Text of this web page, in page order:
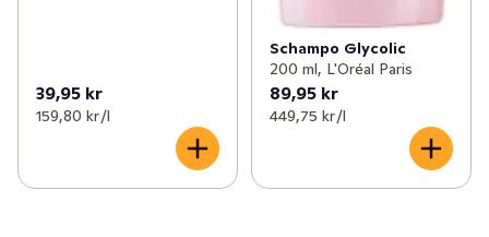
39,95 kr
159,80 kr /l
Schampo Glycolic
200 ml, L'Oréal Paris
89,95 kr
449,75 kr /l